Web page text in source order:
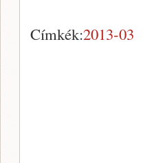
Címkék:2013-03